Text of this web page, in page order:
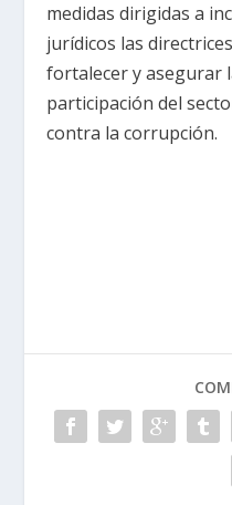
medidas dirigidas a
jurídicos las
fortalecer y asegurar
participación del
contra la corrupción.